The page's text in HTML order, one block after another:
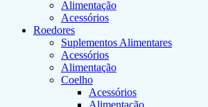
Alimentação
Acessórios
Roedores
Suplementos Alimentares
Acessórios
Alimentação
Coelho
Acessórios
Alimentação